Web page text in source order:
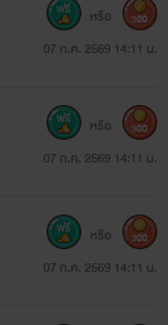
07 ก.ค. 2569 14:11 น.
หรือ 300
07 ก.ค. 2569 14:11 น.
หรือ 300
07 ก.ค. 2569 14:11 น.
หรือ 300